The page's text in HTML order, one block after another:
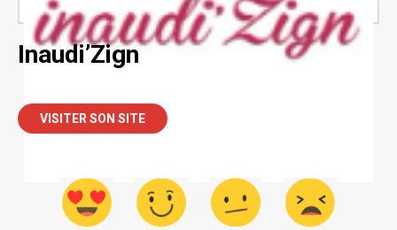
Inaudi’Zign
VISITER SON SITE